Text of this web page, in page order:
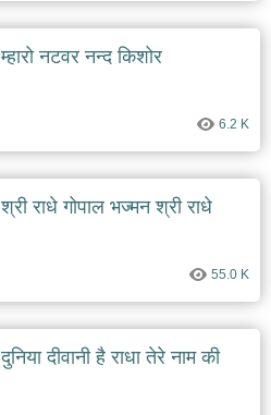
म्हारो नटवर नन्द किशोर
6.2 K
श्री राधे गोपाल भज्मन श्री राधे
55.0 K
दुनिया दीवानी है राधा तेरे नाम की